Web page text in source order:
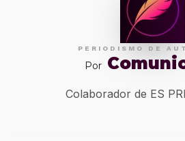
PERIODISMO DE
Por
Colaborador de ES